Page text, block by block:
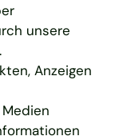
unsere
Anzeigen